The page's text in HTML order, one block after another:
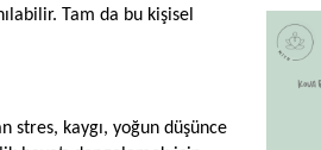
Tam da bu kişisel
stres, kaygı, yoğun düşünce